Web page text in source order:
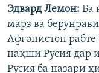
Эдвард Лемон: Ба
марз ва
Афғонистон
нақши Русия дар
Русия ба назари